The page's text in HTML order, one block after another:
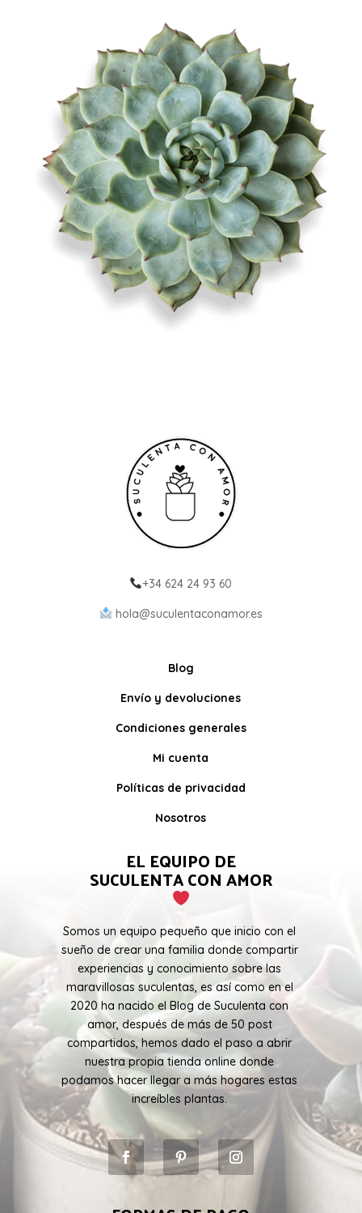
+34 624 24 93 60
hola@suculentaconamor.es
Blog
Envío y devoluciones
Condiciones generales
Mi cuenta
Políticas de privacidad
Nosotros
EL EQUIPO DE
SUCULENTA CON AMOR
Somos un equipo pequeño que inicio con el
sueño de crear una familia donde compartir
experiencias y conocimiento sobre las
maravillosas suculentas, es así como en el
2020 ha nacido el Blog de Suculenta con
amor, después de más de 50 post
compartidos, hemos dado el paso a abrir
nuestra propia tienda online donde
podamos hacer llegar a más hogares estas
increíbles plantas.